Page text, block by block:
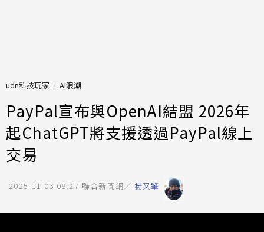
udn科技玩家 AI浪潮
PayPal宣布與OpenAI結盟 2026年
起ChatGPT將支援透過PayPal線上
交易
2025-11-03 08:27 聯合新聞網／ 楊又肇